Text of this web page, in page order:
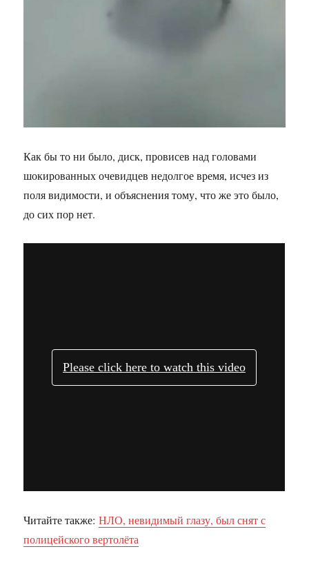
Как бы то ни было, диск, провисев над головами
шокированных очевидцев недолгое время, исчез из
поля видимости, и объяснения тому, что же это было,
до сих пор нет.
Читайте также:НЛО, невидимый глазу, был снят с
полицейского вертолёта